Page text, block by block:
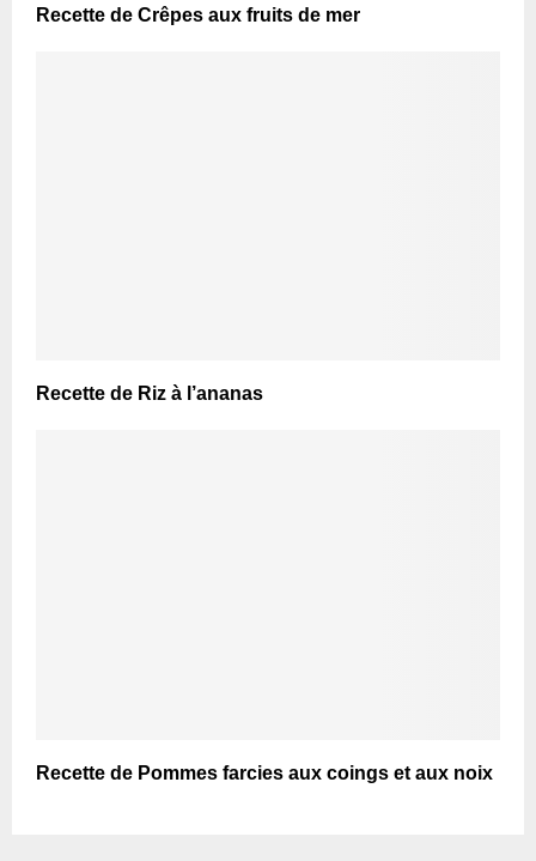
Recette de Crêpes aux fruits de mer
Recette de Riz à l’ananas
Recette de Pommes farcies aux coings et aux noix